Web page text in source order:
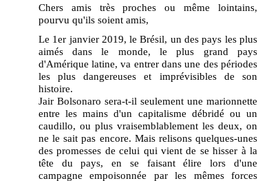
Chers amis très proches ou même lointains,
pourvu qu'ils soient amis,
Le 1er janvier 2019, le Brésil, un des pays les plus
aimés dans le monde, le plus grand pays
d'Amérique latine, va entrer dans une des périodes
les plus dangereuses et imprévisibles de son
histoire.
Jair Bolsonaro sera-t-il seulement une marionnette
entre les mains d'un capitalisme débridé ou un
caudillo, ou plus vraisemblablement les deux, on
ne le sait pas encore. Mais relisons quelques-unes
des promesses de celui qui vient de se hisser à la
tête du pays, en se faisant élire lors d'une
campagne empoisonnée par les mêmes forces